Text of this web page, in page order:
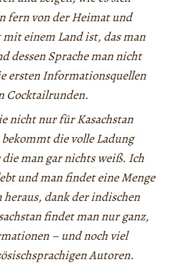
fern von der Heimat und
einem Land ist, das man
dessen Sprache man nicht
ersten Informationsquellen
Cocktailrunden.
nicht nur für Kasachstan
die volle Ladung
man gar nichts weiß. Ich
und man findet eine Menge
dank der indischen
findet man nur ganz,
– und noch viel
Autoren.